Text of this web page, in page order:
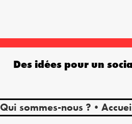
Qui sommes-nous ?
Des idées pour un